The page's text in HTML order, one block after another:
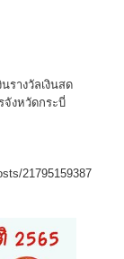
รางวัลเงินสด
จังหวัดกระบี่
21795159387